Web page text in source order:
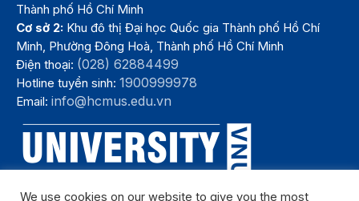
Thành phố Hồ Chí Minh
Cơ sở 2: Khu đô thị Đại học Quốc gia Thành phố Hồ Chí
Minh, Phường Đông Hoà, Thành phố Hồ Chí Minh
Điện thoại: (028) 62884499
Hotline tuyển sinh:1900999978
Email:info@hcmus.edu.vn
We use cookies on our website to give you the most